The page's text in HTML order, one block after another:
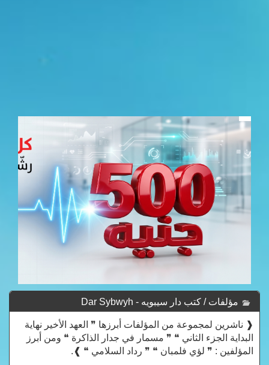
مؤلفات / كتب دار سيبويه - Dar Sybwyh
❰ ناشرين لمجموعة من المؤلفات أبرزها ❞ ‎العهد الأخير نهاية
البداية الجزء الثاني‎ ❝ ❞ مسمار في جدار الذاكرة ❝ ومن أبرز
المؤلفين : ❞ لؤي فلمبان ❝ ❞ رداد السلامي ❝ ❱.